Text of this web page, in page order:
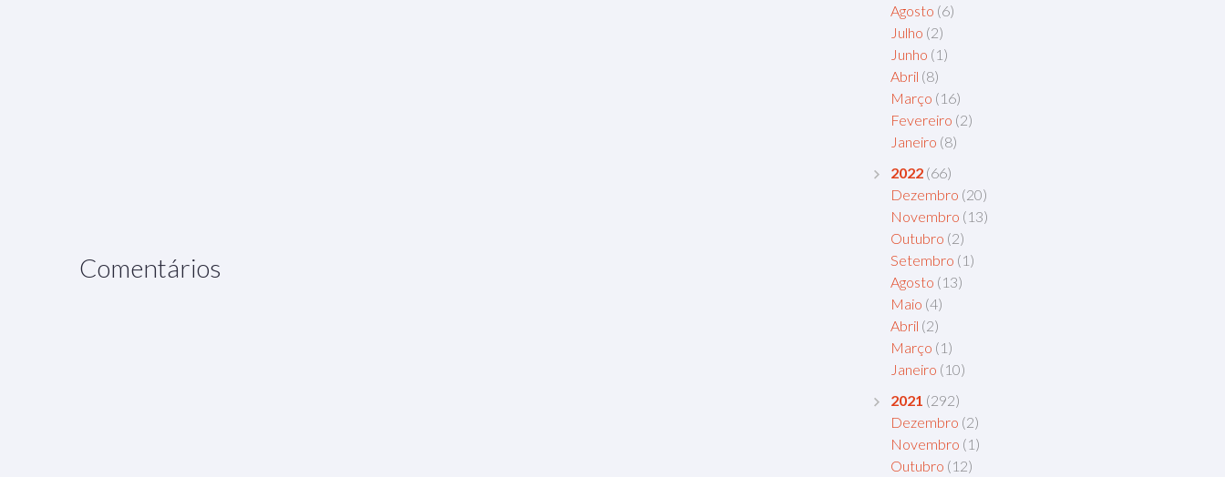
Comentários
Agosto (6)
Julho (2)
Junho (1)
Abril (8)
Março (16)
Fevereiro (2)
Janeiro (8)
2022 (66)
Dezembro (20)
Novembro (13)
Outubro (2)
Setembro (1)
Agosto (13)
Maio (4)
Abril (2)
Março (1)
Janeiro (10)
2021 (292)
Dezembro (2)
Novembro (1)
Outubro (12)